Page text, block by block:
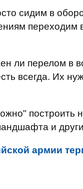
сидим в
переходим
ли перелом в
всегда. Их
построить
и
армии